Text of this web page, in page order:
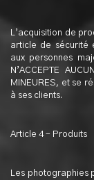
L’acquisition de
article de sécurité
aux personnes
N’ACCEPTE
MINEURES, et se
à ses clients.
Article 4 – Produits
Les photographies